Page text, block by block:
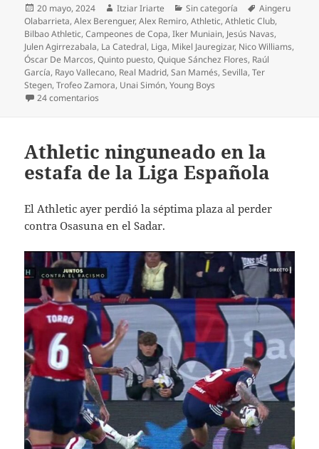
Publicado
el
20 mayo, 2024 Autor
Itziar Iriarte Categorías
Sin categoría Etiquetas
Aingeru
Olabarrieta,Alex Berenguer,Alex Remiro,Athletic,Athletic Club,
Bilbao Athletic,Campeones de Copa,Iker Muniain, Jesús Navas,
Julen Agirrezabala, La Catedral, Liga, Mikel Jauregizar, Nico Williams,
Óscar De Marcos,Quinto puesto,Quique Sánchez Flores, Raúl
García, Rayo Vallecano, Real Madrid,San Mamés,Sevilla,Ter
Stegen,Trofeo Zamora, Unai Simón,Young Boys
24 comentarios
Athletic ninguneado en la
estafa de la Liga Española
El Athletic ayer perdió la séptima plaza al perder
contra Osasuna en el Sadar.